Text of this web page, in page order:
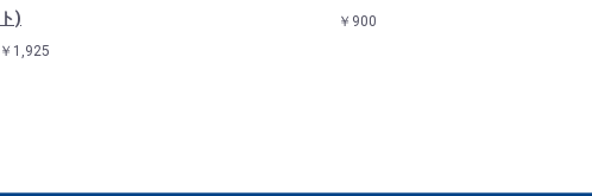
ト)
￥1,925
￥900